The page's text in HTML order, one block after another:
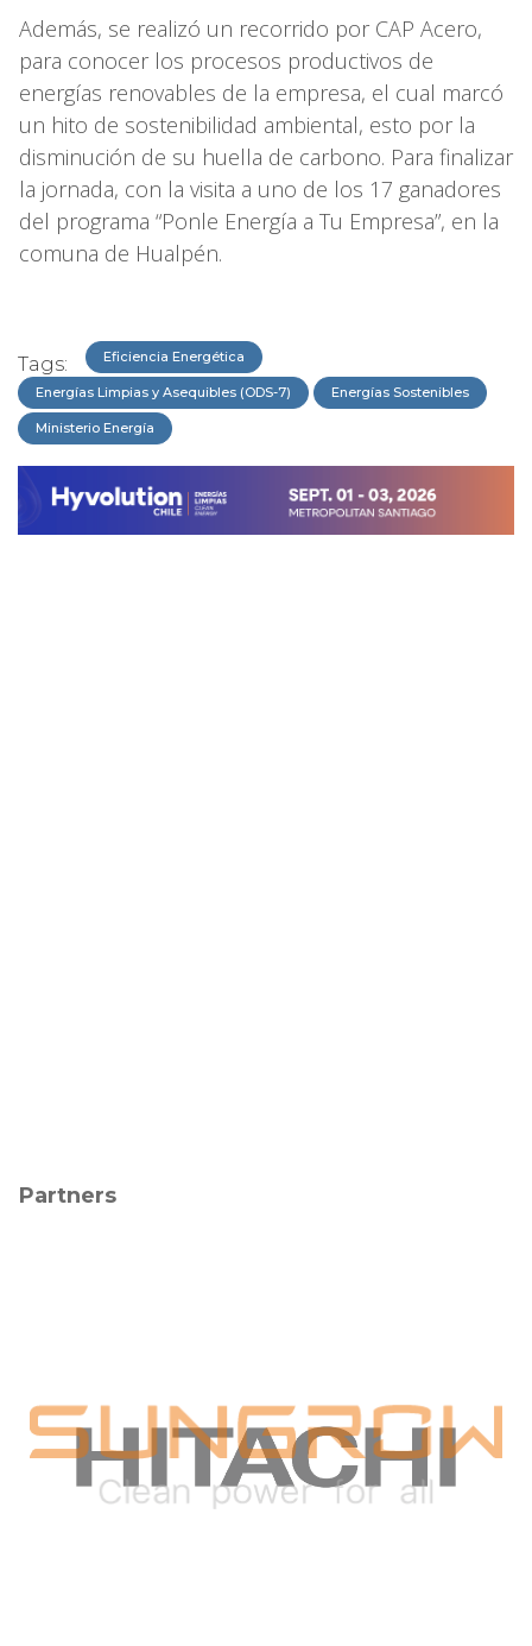
Además, se realizó un recorrido por CAP Acero,
para conocer los procesos productivos de
energías renovables de la empresa, el cual marcó
un hito de sostenibilidad ambiental, esto por la
disminución de su huella de carbono. Para finalizar
la jornada, con la visita a uno de los 17 ganadores
del programa “Ponle Energía a Tu Empresa”, en la
comuna de Hualpén.
Tags: Eficiencia Energética
Energías Limpias y Asequibles (ODS-7) Energías Sostenibles
Ministerio Energía
Partners